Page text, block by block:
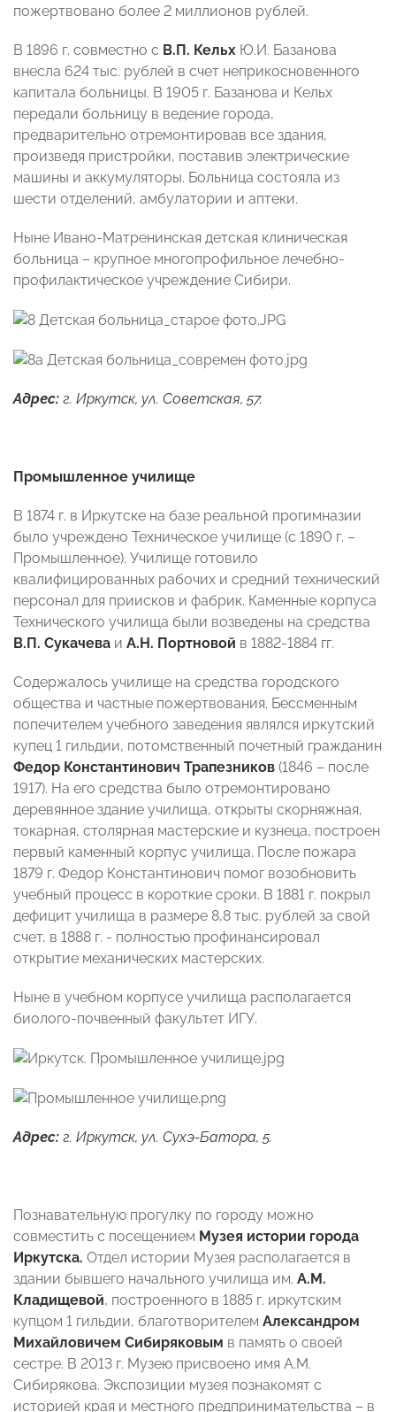
пожертвовано более 2 миллионов рублей.
В 1896 г. совместно с В.П. Кельх Ю.И. Базанова
внесла 624 тыс. рублей в счет неприкосновенного
капитала больницы. В 1905 г. Базанова и Кельх
передали больницу в ведение города,
предварительно отремонтировав все здания,
произведя пристройки, поставив электрические
машины и аккумуляторы. Больница состояла из
шести отделений, амбулатории и аптеки.
Ныне Ивано-Матренинская детская клиническая
больница – крупное многопрофильное лечебно-
профилактическое учреждение Сибири.
Адрес: г. Иркутск, ул. Советская, 57.
Промышленное училище
В 1874 г. в Иркутске на базе реальной прогимназии
было учреждено Техническое училище (с 1890 г. –
Промышленное). Училище готовило
квалифицированных рабочих и средний технический
персонал для приисков и фабрик. Каменные корпуса
Технического училища были возведены на средства
В.П. Сукачева и А.Н. Портновой в 1882-1884 гг.
Содержалось училище на средства городского
общества и частные пожертвования. Бессменным
попечителем учебного заведения являлся иркутский
купец 1 гильдии, потомственный почетный гражданин
Федор Константинович Трапезников (1846 – после
1917). На его средства было отремонтировано
деревянное здание училища, открыты скорняжная,
токарная, столярная мастерские и кузнеца, построен
первый каменный корпус училища. После пожара
1879 г. Федор Константинович помог возобновить
учебный процесс в короткие сроки. В 1881 г. покрыл
дефицит училища в размере 8,8 тыс. рублей за свой
счет, в 1888 г. - полностью профинансировал
открытие механических мастерских.
Ныне в учебном корпусе училища располагается
биолого-почвенный факультет ИГУ.
Адрес: г. Иркутск, ул. Сухэ-Батора, 5.
Познавательную прогулку по городу можно
совместить с посещением Музея истории города
Иркутска. Отдел истории Музея располагается в
здании бывшего начального училища им. А.М.
Кладищевой, построенного в 1885 г. иркутским
купцом 1 гильдии, благотворителем Александром
Михайловичем Сибиряковым в память о своей
сестре. В 2013 г. Музею присвоено имя А.М.
Сибирякова. Экспозиции музея познакомят с
историей края и местного предпринимательства – в